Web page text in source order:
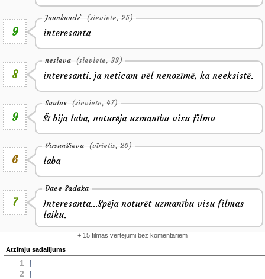
9
Jaunkundz` (sieviete, 25)
interesanta
8
nesieva (sieviete, 33)
interesanti. ja neticam vēl nenozīmē, ka neeksistē.
9
Saulux (sieviete, 47)
Šī bija laba, noturēja uzmanību visu filmu
6
VirsunSieva (vīrietis, 20)
laba
7
Dace Sadaka
Interesanta...Spēja noturēt uzmanību visu filmas
laiku.
+ 15 filmas vērtējumi bez komentāriem
Atzīmju sadalījums
1
2